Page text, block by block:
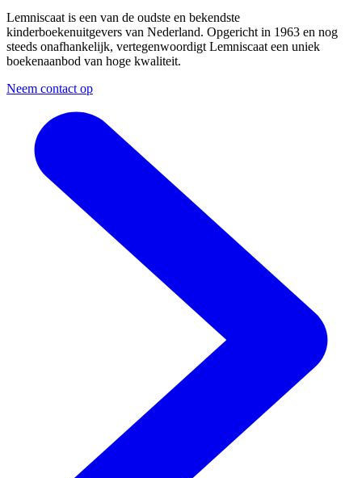
Lemniscaat is een van de oudste en bekendste
kinderboekenuitgevers van Nederland. Opgericht in 1963 en nog
steeds onafhankelijk, vertegenwoordigt Lemniscaat een uniek
boekenaanbod van hoge kwaliteit.
Neem contact op